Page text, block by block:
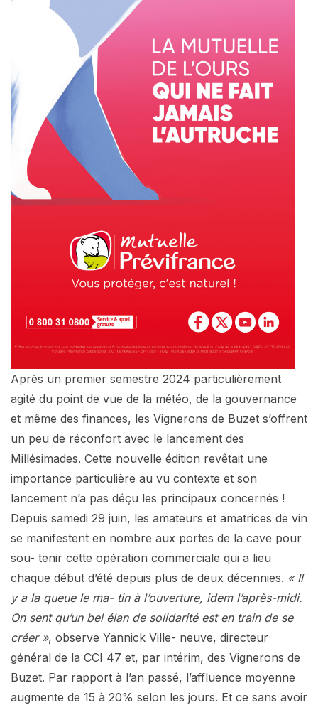
Après un premier semestre 2024 particulièrement
agité du point de vue de la météo, de la gouvernance
et même des finances, les Vignerons de Buzet s’offrent
un peu de réconfort avec le lancement des
Millésimades. Cette nouvelle édition revêtait une
importance particulière au vu contexte et son
lancement n’a pas déçu les principaux concernés !
Depuis samedi 29 juin, les amateurs et amatrices de vin
se manifestent en nombre aux portes de la cave pour
sou- tenir cette opération commerciale qui a lieu
chaque début d’été depuis plus de deux décennies. « Il
y a la queue le ma- tin à l’ouverture, idem l’après-midi.
On sent qu’un bel élan de solidarité est en train de se
créer », observe Yannick Ville- neuve, directeur
général de la CCI 47 et, par intérim, des Vignerons de
Buzet. Par rapport à l’an passé, l’affluence moyenne
augmente de 15 à 20% selon les jours. Et ce sans avoir